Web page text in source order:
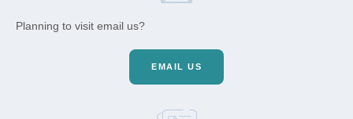
Planning to visit email us?
EMAIL US